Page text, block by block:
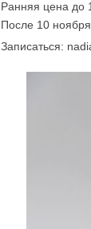
Ранняя цена до
После 10
Записаться: